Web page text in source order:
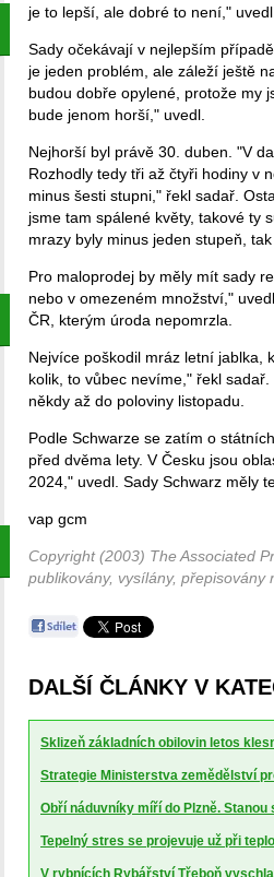
je to lepší, ale dobré to není," uvedl.
Sady očekávají v nejlepším
je jeden problém, ale záleží ještě
budou dobře opylené, protože my
bude jenom horší," uvedl.
Nejhorší byl právě 30. duben. "V
Rozhodly tedy tři až čtyři hodiny v
minus šesti stupni," řekl sadař.
jsme tam spálené květy, takové ty
mrazy byly minus jeden stupeň,
Pro maloprodej by měly mít sady
nebo v omezeném množství,"
ČR, kterým úroda nepomrzla.
Nejvíce poškodil mráz letní jablka,
kolik, to vůbec nevíme," řekl
někdy až do poloviny listopadu.
Podle Schwarze se zatím o
před dvěma lety. V Česku jsou
2024," uvedl. Sady Schwarz měly
vap gcm
Copyright (2003) The Associated
publikovány, vysílány, přepisovány
DALŠÍ ČLÁNKY V
Sklizeň základních obilovin letos
Strategie Ministerstva zemědělství
Obří náduvníky míří do Plzně.
Tepelný stres se projevuje už při
V rybnících Rybářství Třeboň